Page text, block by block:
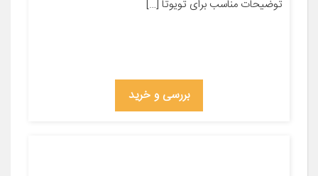
توضیحات مناسب برای تویوتا […]
بررسی و خرید